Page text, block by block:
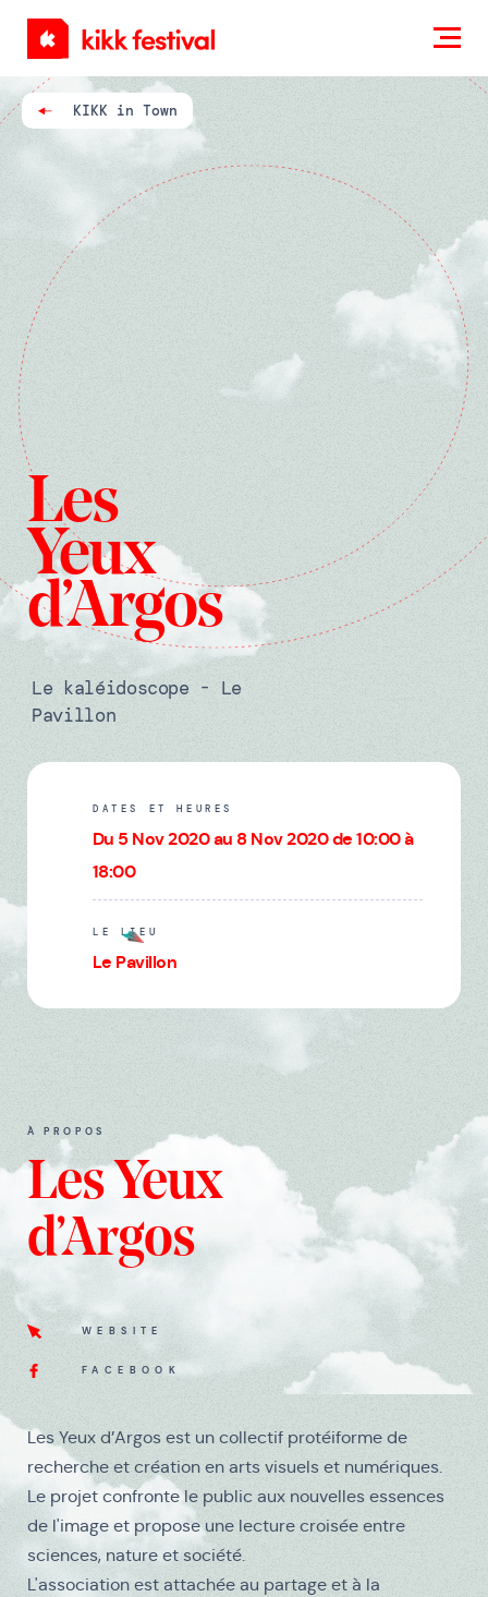
KIKK
Festival
KIKK in Town
Les
Yeux
d’Argos
Le kaléidoscope - Le
Pavillon
DATES ET HEURES
Du 5 Nov 2020 au 8 Nov 2020 de 10:00 à
18:00
LE LIEU
Le Pavillon
À PROPOS
Les Yeux
d’Argos
WEBSITE
FACEBOOK
Les Yeux d’Argos est un collectif protéiforme de
recherche et création en arts visuels et numériques.
Le projet confronte le public aux nouvelles essences
de l'image et propose une lecture croisée entre
sciences, nature et société.
L'association est attachée au partage et à la